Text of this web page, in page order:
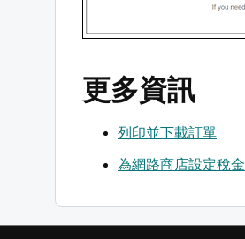
更多資訊
列印並下載訂單
為網路商店設定稅金